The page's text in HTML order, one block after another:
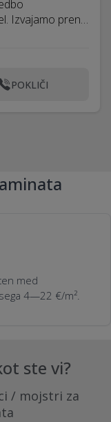
Izvajamo pren…
POKLIČI
med
4—22 €/m².
ste vi?
/ mojstri za